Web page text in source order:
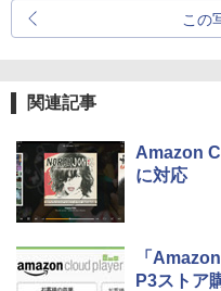
この
関連記事
Amazon
に対応
「
P3ストア